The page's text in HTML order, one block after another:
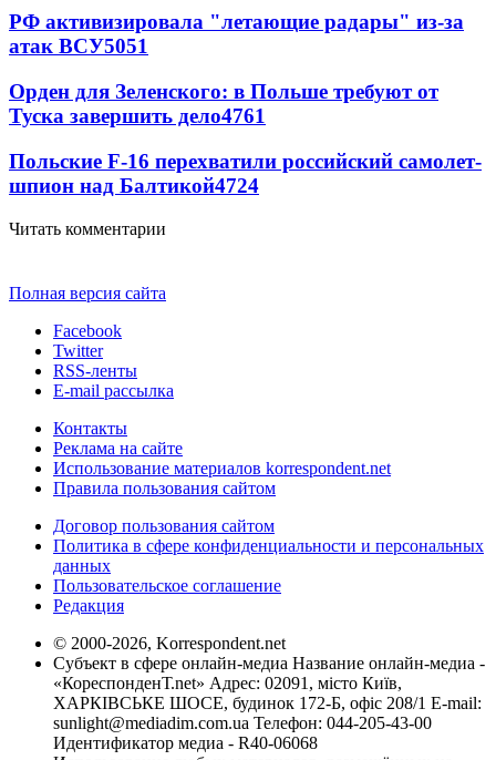
РФ активизировала "летающие радары" из-за
атак ВСУ5051
Орден для Зеленского: в Польше требуют от
Туска завершить дело4761
Польские F-16 перехватили российский самолет-
шпион над Балтикой4724
Читать комментарии
Полная версия сайта
Facebook
Twitter
RSS-ленты
E-mail рассылка
Контакты
Реклама на сайте
Использование материалов korrespondent.net
Правила пользования сайтом
Договор пользования сайтом
Политика в сфере конфиденциальности и персональных
данных
Пользовательское соглашение
Редакция
© 2000-2026, Korrespondent.net
Субъект в сфере онлайн-медиа Название онлайн-медиа -
«КореспонденТ.net» Адрес: 02091, місто Київ,
ХАРКІВСЬКЕ ШОСЕ, будинок 172-Б, офіс 208/1 E-mail:
sunlight@mediadim.com.ua Телефон: 044-205-43-00
Идентификатор медиа - R40-06068